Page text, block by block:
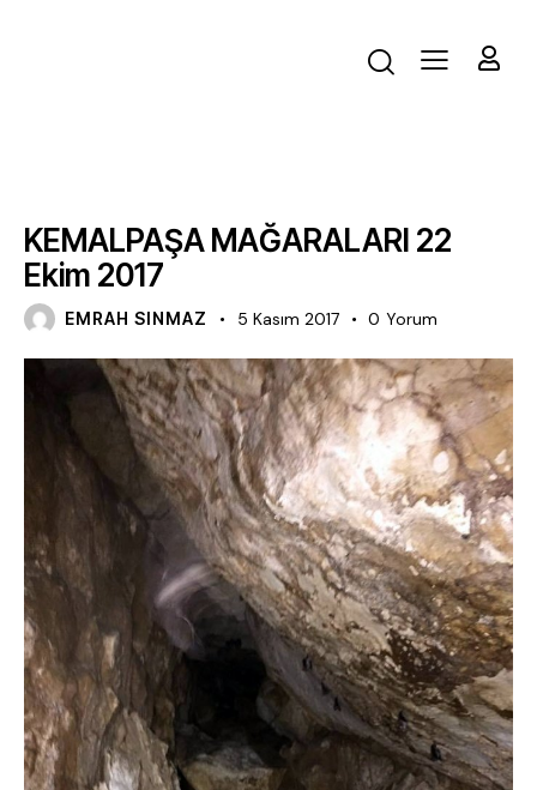
KEMALPAŞA MAĞARALARI 22
Ekim 2017
EMRAH SINMAZ 5 Kasım 2017 0 Yorum